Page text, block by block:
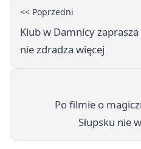
<< Poprzedni
Klub w Damnicy
nie zdradza więcej
Po filmie o
Słupsku nie